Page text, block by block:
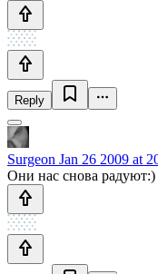
Reply
Surgeon Jan 26 2009 at
Они нас снова радуют:)